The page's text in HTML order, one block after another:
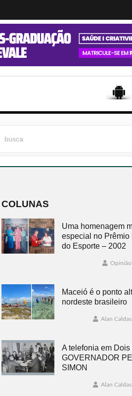
COLUNAS
Uma homenagem
especial no Prêmio
do Esporte – 2002
Opinião
Maceió é o ponto
nordeste brasileiro
Alan Caldas
A telefonia em Dois
GOVERNADOR
SIMON
Alan Caldas